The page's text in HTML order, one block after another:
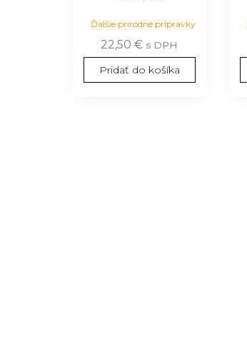
Ďalšie prirodné prípravky
22,50€ s DPH
Pridať do košíka